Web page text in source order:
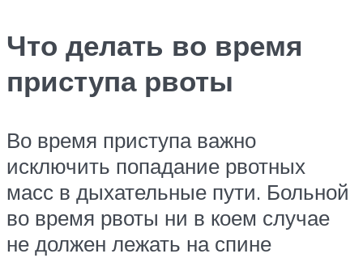
Что делать во время
приступа рвоты
Во время приступа важно
исключить попадание рвотных
масс в дыхательные пути. Больной
во время рвоты ни в коем случае
не должен лежать на спине